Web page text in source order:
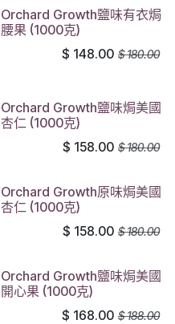
Orchard Growth鹽味有衣焗
腰果 (1000克)
$ 148.00 $180.00
Orchard Growth鹽味焗美國
杏仁 (1000克)
$ 158.00 $180.00
Orchard Growth原味焗美國
杏仁 (1000克)
$ 158.00 $180.00
Orchard Growth鹽味焗美國
開心果 (1000克)
$ 168.00 $188.00